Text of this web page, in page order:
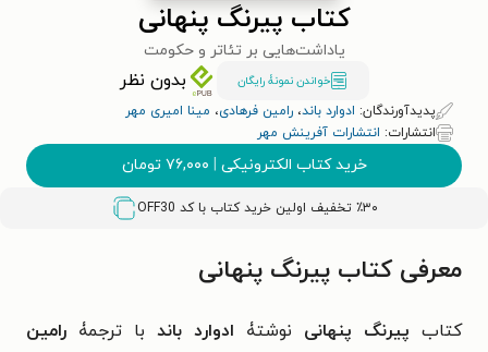
کتاب پیرنگ پنهانی
یاداشت‌هایی بر تئاتر و حکومت
خواندن نمونۀ رایگان بدون نظر
پدیدآورندگان: ادوارد باند، رامین فرهادی، مینا امیری مهر
انتشارات: انتشارات آفرینش مهر
خرید کتاب الکترونیکی | ۷۶,۰۰۰ تومان
٪۳۰ تخفیف اولین خرید کتاب با کد OFF30
معرفی کتاب پیرنگ پنهانی
کتاب پیرنگ پنهانی نوشتۀ ادوارد باند با ترجمۀ رامین